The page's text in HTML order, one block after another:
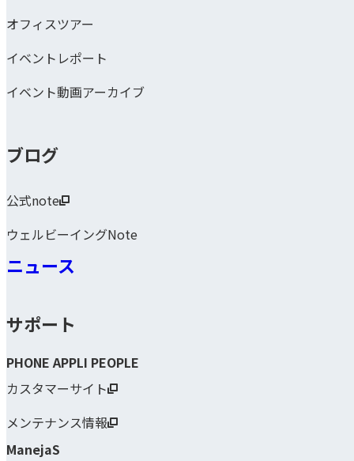
オフィスツアー
イベントレポート
イベント動画アーカイブ
ブログ
公式note
ウェルビーイングNote
ニュース
サポート
PHONE APPLI PEOPLE
カスタマーサイト
メンテナンス情報
ManejaS